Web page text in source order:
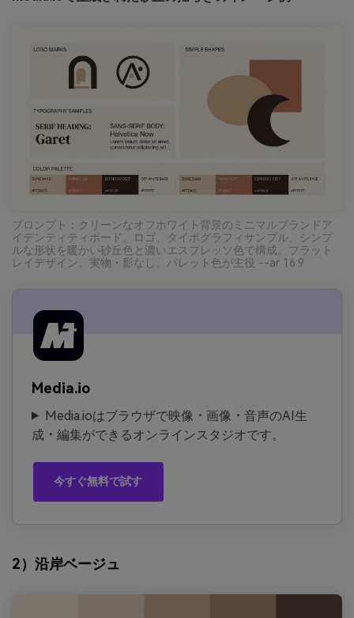
プロンプト：クリーンなオフホワイト背景のミニマルブランドア
イデンティティボード。ロゴ、タイポグラフィサンプル、シンプ
ルな形状を暖かい砂丘色と濃いエスプレッソ色で構成。フラット
レイデザイン。実物・影なし。パレット色が主役 --ar 16:9
Media.io
Media.ioはブラウザで映像・画像・音声のAI生
成・編集ができるオンラインスタジオです。
今すぐ無料で試す
2）沿岸ベージュ